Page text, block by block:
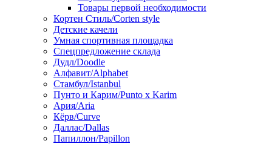
Товары первой необходимости
Кортен Стиль/Corten style
Детские качели
Умная спортивная площадка
Спецпредложение склада
Дудл/Doodle
Алфавит/Alphabet
Стамбул/Istanbul
Пунто и Карим/Punto x Karim
Ария/Aria
Кёрв/Curve
Даллас/Dallas
Папиллон/Papillon